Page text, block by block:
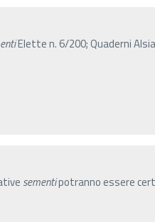
Elette n. 6/200; Quaderni
sementipotranno essere